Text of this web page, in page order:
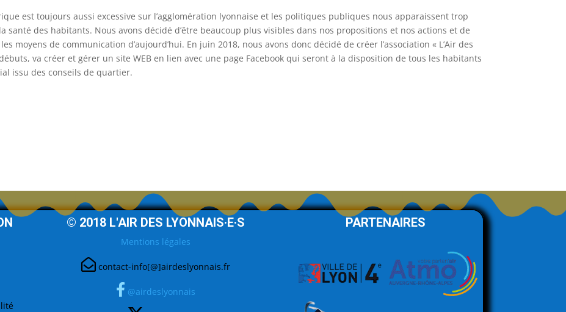
est toujours aussi excessive sur l’agglomération lyonnaise et les politiques publiques nous apparaissent trop
des habitants. Nous avons décidé d’être beaucoup plus visibles dans nos propositions et nos actions et de
moyens de communication d’aujourd’hui. En juin 2018, nous avons donc décidé de créer l’association « L’Air des
va créer et gérer un site WEB en lien avec une page Facebook qui seront à la disposition de tous les habitants
issu des conseils de quartier.
© 2018 L'AIR DES LYONNAIS·E·S
Mentions légales
contact-info[@]airdeslyonnais.fr
@airdeslyonnais
PARTENAIRES